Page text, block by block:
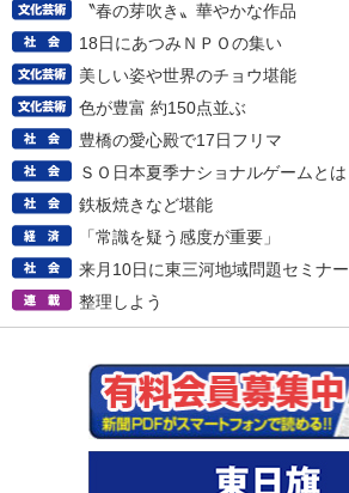
〝春の芽吹き〟華やかな作品
18日にあつみＮＰＯの集い
美しい姿や世界のチョウ堪能
色が豊富 約150点並ぶ
豊橋の愛心殿で17日フリマ
ＳＯ日本夏季ナショナルゲームとは
鉄板焼きなど堪能
「常識を疑う感度が重要」
来月10日に東三河地域問題セミナー
整理しよう